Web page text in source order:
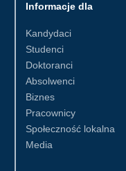
Informacje dla
Kandydaci
Studenci
Doktoranci
Absolwenci
Biznes
Pracownicy
Społeczność lokalna
Media